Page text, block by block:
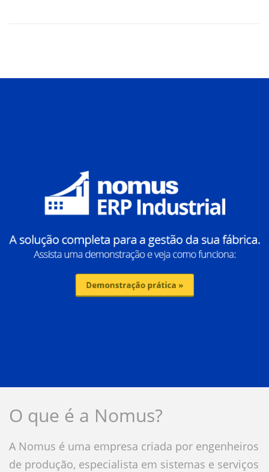
O que é a Nomus?
A Nomus é uma empresa criada por engenheiros
de produção, especialista em sistemas e serviços